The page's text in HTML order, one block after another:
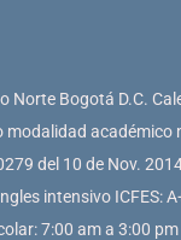
Norte Bogotá D.C.
académico
del 10 de Nov.
intensivo ICFES:
7:00 am a 3:00 pm